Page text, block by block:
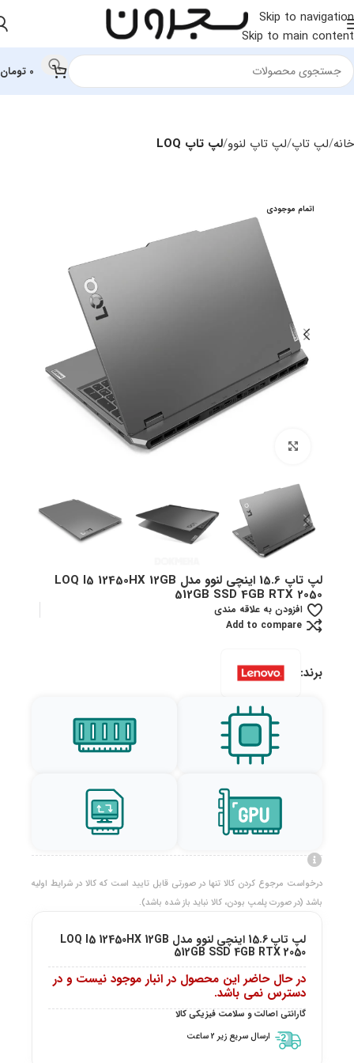
Skip to navigation
Skip to main content
0 تومان
خانه لپ تاپ لپ‌ تاپ لنوو لپ تاپ LOQ
اتمام موجودی
لپ تاپ 15.6 اینچی لنوو مدل LOQ I5 12450HX 12GB
512GB SSD 4GB RTX 2050
افزودن به علاقه مندی
Add to compare
برند:
درخواست مرجوع کردن کالا تنها در صورتی قابل تایید است که کالا در شرایط اولیه
باشد (در صورت پلمپ بودن، کالا نباید باز شده باشد).
لپ تاپ 15.6 اینچی لنوو مدل LOQ I5 12450HX 12GB
512GB SSD 4GB RTX 2050
در حال حاضر این محصول در انبار موجود نیست و در
دسترس نمی باشد.
گارانتی اصالت و سلامت فیزیکی کالا
ارسال سریع زیر 2 ساعت